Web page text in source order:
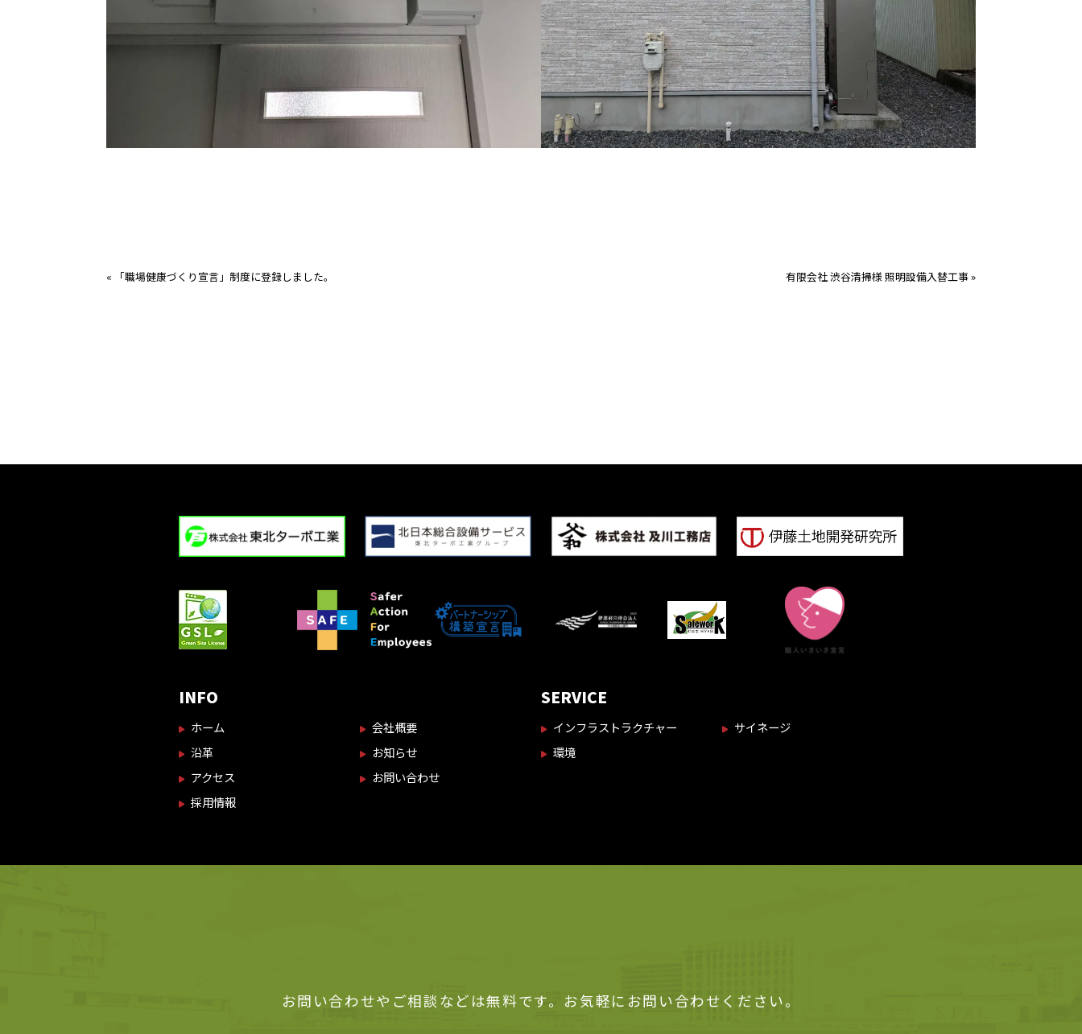
« 「職場健康づくり宣言」制度に登録しました。 有限会社 渋谷清掃様 照明設備入替工事»
INFO
ホーム
会社概要
沿革
お知らせ
アクセス
お問い合わせ
採用情報
SERVICE
インフラストラクチャー
サイネージ
環境
お問い合わせやご相談などは無料です。お気軽にお問い合わせください。